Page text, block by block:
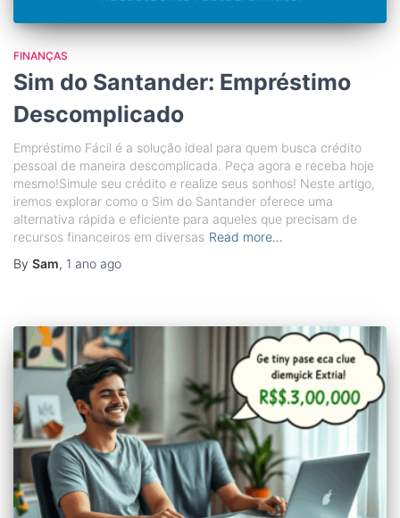
FINANÇAS
Sim do Santander: Empréstimo
Descomplicado
Empréstimo Fácil é a solução ideal para quem busca crédito
pessoal de maneira descomplicada. Peça agora e receba hoje
mesmo!Simule seu crédito e realize seus sonhos! Neste artigo,
iremos explorar como o Sim do Santander oferece uma
alternativa rápida e eficiente para aqueles que precisam de
recursos financeiros em diversas Read more…
By Sam, 1 ano ago